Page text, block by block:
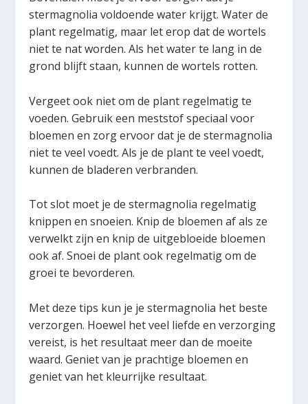
stermagnolia voldoende water krijgt. Water de
plant regelmatig, maar let erop dat de wortels
niet te nat worden. Als het water te lang in de
grond blijft staan, kunnen de wortels rotten.
Vergeet ook niet om de plant regelmatig te
voeden. Gebruik een meststof speciaal voor
bloemen en zorg ervoor dat je de stermagnolia
niet te veel voedt. Als je de plant te veel voedt,
kunnen de bladeren verbranden.
Tot slot moet je de stermagnolia regelmatig
knippen en snoeien. Knip de bloemen af als ze
verwelkt zijn en knip de uitgebloeide bloemen
ook af. Snoei de plant ook regelmatig om de
groei te bevorderen.
Met deze tips kun je je stermagnolia het beste
verzorgen. Hoewel het veel liefde en verzorging
vereist, is het resultaat meer dan de moeite
waard. Geniet van je prachtige bloemen en
geniet van het kleurrijke resultaat.